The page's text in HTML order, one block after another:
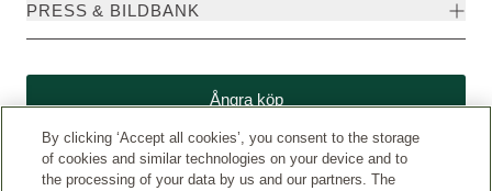
PRESS & BILDBANK
Ångra köp
By clicking ‘Accept all cookies’, you consent to the storage
of cookies and similar technologies on your device and to
the processing of your data by us and our partners. The